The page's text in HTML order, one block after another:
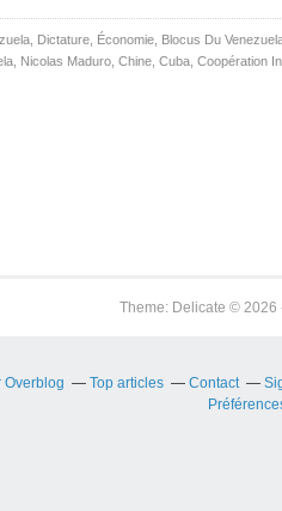
Dictature Économie Blocus Du
Nicolas Maduro Chine Cuba Coopération
Theme: Delicate © 2026
Overblog Top articles Contact